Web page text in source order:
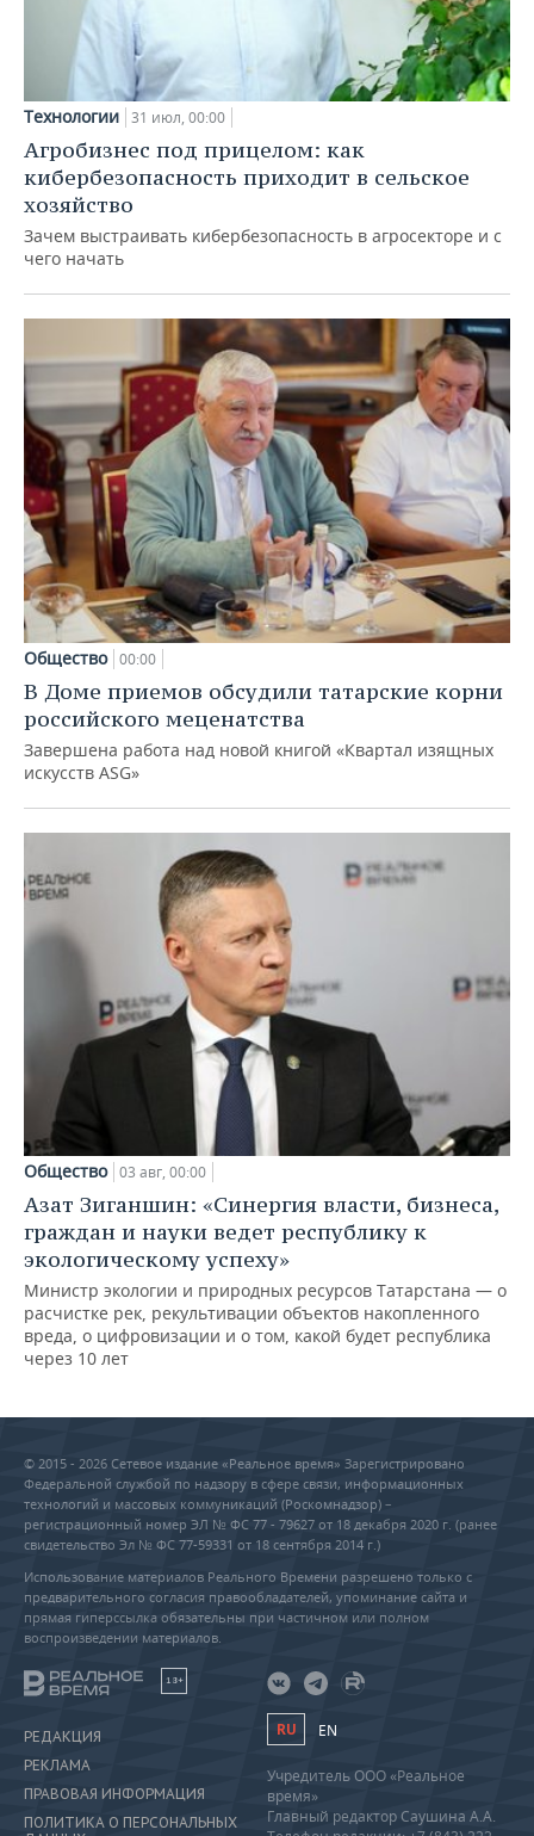
Технологии 31 июл, 00:00
Агробизнес под прицелом: как
кибербезопасность приходит в сельское
хозяйство
Зачем выстраивать кибербезопасность в агросекторе и с
чего начать
Общество 00:00
В Доме приемов обсудили татарские корни
российского меценатства
Завершена работа над новой книгой «Квартал изящных
искусств ASG»
Общество 03 авг, 00:00
Азат Зиганшин: «Синергия власти, бизнеса,
граждан и науки ведет республику к
экологическому успеху»
Министр экологии и природных ресурсов Татарстана — о
расчистке рек, рекультивации объектов накопленного
вреда, о цифровизации и о том, какой будет республика
через 10 лет
© 2015 - 2026 Сетевое издание «Реальное время» Зарегистрировано
Федеральной службой по надзору в сфере связи, информационных
технологий и массовых коммуникаций (Роскомнадзор) –
регистрационный номер ЭЛ № ФС 77 - 79627 от 18 декабря 2020 г. (ранее
свидетельство Эл № ФС 77-59331 от 18 сентября 2014 г.)
Использование материалов Реального Времени разрешено только с
предварительного согласия правообладателей, упоминание сайта и
прямая гиперссылка обязательны при частичном или полном
воспроизведении материалов.
18+
РЕДАКЦИЯ
РЕКЛАМА
ПРАВОВАЯ ИНФОРМАЦИЯ
ПОЛИТИКА О ПЕРСОНАЛЬНЫХ
RU EN
Учредитель ООО «Реальное
время»
Главный редактор Саушина А.А.